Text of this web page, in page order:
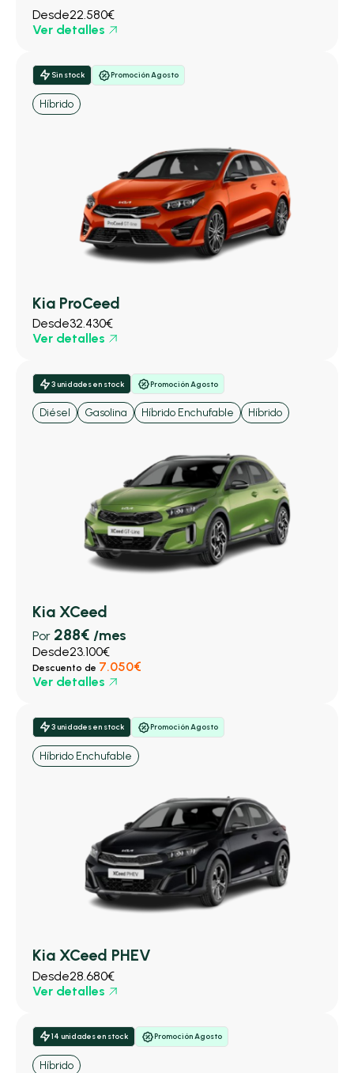
Desde22.580€
Ver detalles
Sin stock Promoción Agosto
Híbrido
Kia ProCeed
Desde32.430€
Ver detalles
3 unidades en stock Promoción Agosto
Diésel Gasolina Híbrido Enchufable Híbrido
Kia XCeed
Por 288€ /mes
Desde23.100€
Descuento de 7.050€
Ver detalles
3 unidades en stock Promoción Agosto
Híbrido Enchufable
Kia XCeed PHEV
Desde28.680€
Ver detalles
14 unidades en stock Promoción Agosto
Híbrido